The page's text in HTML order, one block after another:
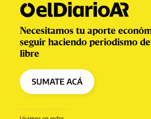
Necesitamos tu aporte
seguir haciendo periodismo
libre
SUMATE ACÁ